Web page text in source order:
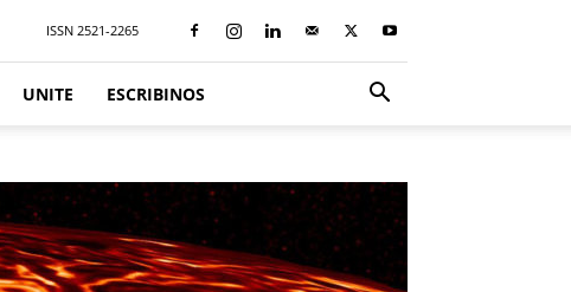
ISSN 2521-2265
UNITE ESCRIBINOS